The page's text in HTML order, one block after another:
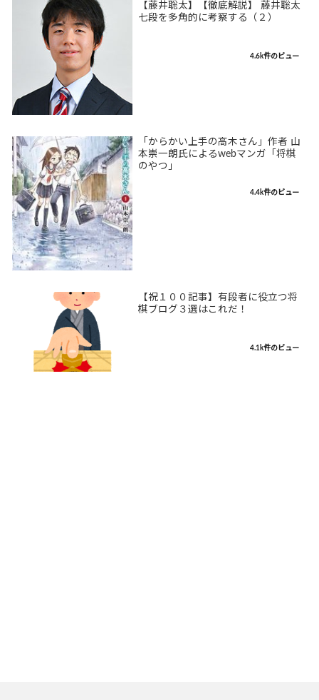
【藤井聡太】【徹底解説】 藤井聡太
七段を多角的に考察する（２）
4.6k件のビュー
「からかい上手の高木さん」作者 山
本崇一朗氏によるwebマンガ「将棋
のやつ」
4.4k件のビュー
【祝１００記事】有段者に役立つ将
棋ブログ３選はこれだ！
4.1k件のビュー